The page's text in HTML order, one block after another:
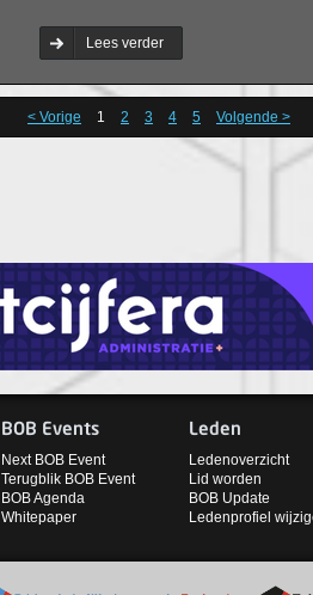
Lees verder
< Vorige 1 2 3 4 5 Volgende >
BOB Events
Next BOB Event
Terugblik BOB Event
BOB Agenda
Whitepaper
Leden
Ledenoverzicht
Lid worden
BOB Update
Ledenprofiel